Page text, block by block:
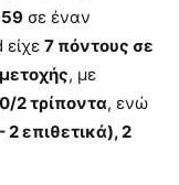
σε έναν
7 πόντους σε
, με
2 τρίποντα, ενώ
2 επιθετικά), 2